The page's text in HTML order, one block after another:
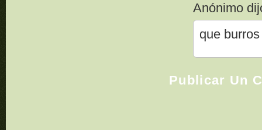
Anónimo
que
Publicar Un